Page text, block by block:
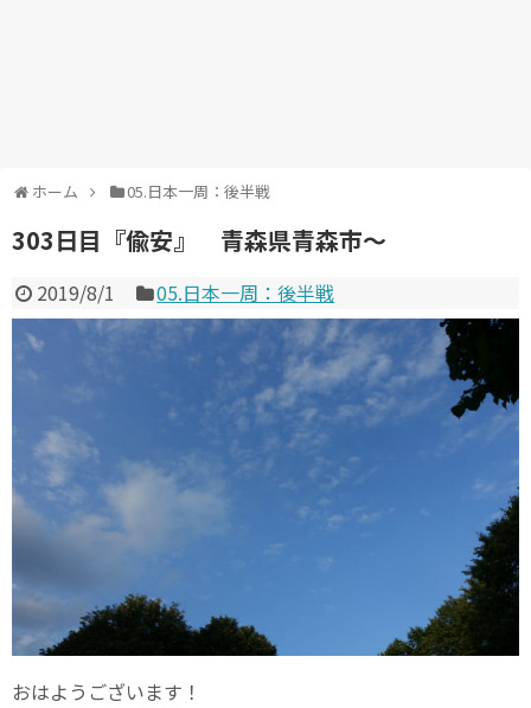
ホーム 05.日本一周：後半戦
303日目『偸安』 青森県青森市～
2019/8/1 05.日本一周：後半戦
おはようございます！